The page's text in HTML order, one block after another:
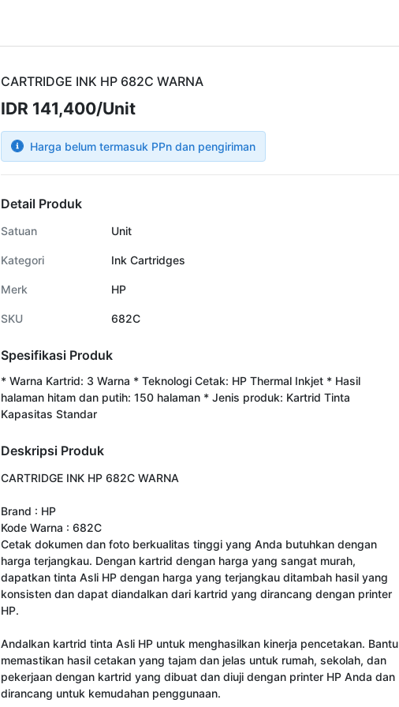
CARTRIDGE INK HP 682C WARNA
IDR 141,400/Unit
Harga belum termasuk PPn dan pengiriman
Detail Produk
Satuan Unit
Kategori Ink Cartridges
Merk HP
SKU 682C
Spesifikasi Produk
* Warna Kartrid: 3 Warna * Teknologi Cetak: HP Thermal Inkjet * Hasil
halaman hitam dan putih: 150 halaman * Jenis produk: Kartrid Tinta
Kapasitas Standar
Deskripsi Produk
CARTRIDGE INK HP 682C WARNA
Brand : HP
Kode Warna : 682C
Cetak dokumen dan foto berkualitas tinggi yang Anda butuhkan dengan
harga terjangkau. Dengan kartrid dengan harga yang sangat murah,
dapatkan tinta Asli HP dengan harga yang terjangkau ditambah hasil yang
konsisten dan dapat diandalkan dari kartrid yang dirancang dengan printer
HP.
Andalkan kartrid tinta Asli HP untuk menghasilkan kinerja pencetakan. Bantu
memastikan hasil cetakan yang tajam dan jelas untuk rumah, sekolah, dan
pekerjaan dengan kartrid yang dibuat dan diuji dengan printer HP Anda dan
dirancang untuk kemudahan penggunaan.